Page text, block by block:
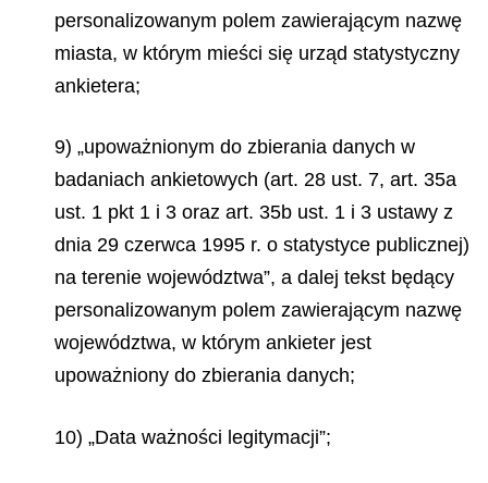
personalizowanym polem zawierającym nazwę
miasta, w którym mieści się urząd statystyczny
ankietera;
9) „upoważnionym do zbierania danych w
badaniach ankietowych (art. 28 ust. 7, art. 35a
ust. 1 pkt 1 i 3 oraz art. 35b ust. 1 i 3 ustawy z
dnia 29 czerwca 1995 r. o statystyce publicznej)
na terenie województwa”, a dalej tekst będący
personalizowanym polem zawierającym nazwę
województwa, w którym ankieter jest
upoważniony do zbierania danych;
10) „Data ważności legitymacji”;